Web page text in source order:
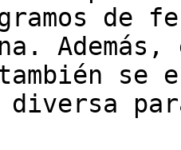
de
se
diversa